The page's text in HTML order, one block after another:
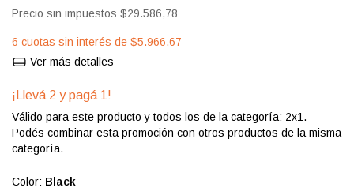
Precio sin impuestos $29.586,78
6 cuotas sin interés de $5.966,67
Ver más detalles
¡Llevá 2 y pagá 1!
Válido para este producto y todos los de la categoría: 2x1.
Podés combinar esta promoción con otros productos de la misma
categoría.
Color: Black